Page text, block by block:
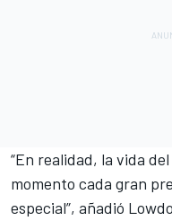
“En realidad, la vida
momento cada gran
especial”, añadió